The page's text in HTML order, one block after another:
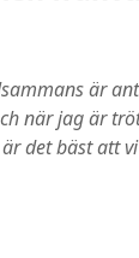
är
när jag är
det bäst att